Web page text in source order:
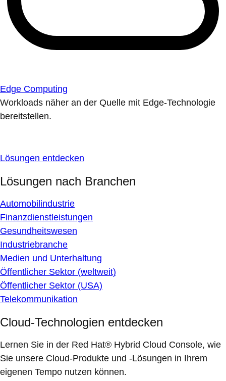
Edge Computing
Workloads näher an der Quelle mit Edge-Technologie
bereitstellen.
Lösungen entdecken
Lösungen nach Branchen
Automobilindustrie
Finanzdienstleistungen
Gesundheitswesen
Industriebranche
Medien und Unterhaltung
Öffentlicher Sektor (weltweit)
Öffentlicher Sektor (USA)
Telekommunikation
Cloud-Technologien entdecken
Lernen Sie in der Red Hat® Hybrid Cloud Console, wie
Sie unsere Cloud-Produkte und -Lösungen in Ihrem
eigenen Tempo nutzen können.